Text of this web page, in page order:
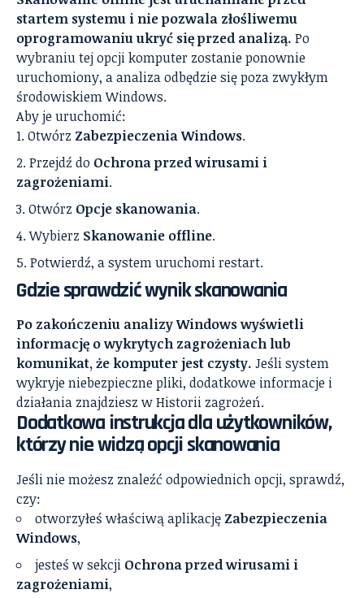
startem systemu i nie pozwala złośliwemu
oprogramowaniu ukryć się przed analizą. Po
wybraniu tej opcji komputer zostanie ponownie
uruchomiony, a analiza odbędzie się poza zwykłym
środowiskiem Windows.
Aby je uruchomić:
Otwórz Zabezpieczenia Windows.
Przejdź do Ochrona przed wirusami i
zagrożeniami.
Otwórz Opcje skanowania.
Wybierz Skanowanie offline.
Potwierdź, a system uruchomi restart.
Gdzie sprawdzić wynik skanowania
Po zakończeniu analizy Windows wyświetli
informację o wykrytych zagrożeniach lub
komunikat, że komputer jest czysty. Jeśli system
wykryje niebezpieczne pliki, dodatkowe informacje i
działania znajdziesz w Historii zagrożeń.
Dodatkowa instrukcja dla użytkowników,
którzy nie widzą opcji skanowania
Jeśli nie możesz znaleźć odpowiednich opcji, sprawdź,
czy:
otworzyłeś właściwą aplikację Zabezpieczenia
Windows,
jesteś w sekcji Ochrona przed wirusami i
zagrożeniami,